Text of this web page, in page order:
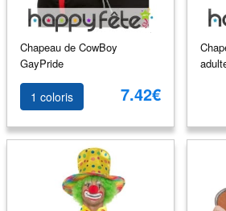
Chapeau de CowBoy
GayPride
1 coloris 7.42€